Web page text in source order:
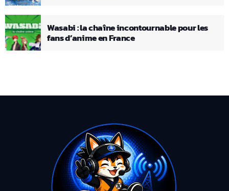
Wasabi : la chaîne incontournable pour les
fans d’anime en France